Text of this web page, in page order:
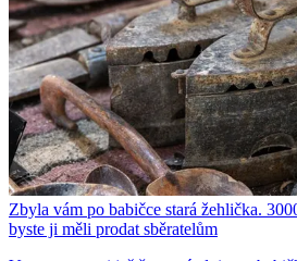
Zbyla vám po babičce stará žehlička.
byste ji měli prodat sběratelům